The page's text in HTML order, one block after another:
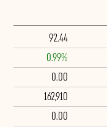
92.44
0.99%
0.00
162,910
0.00